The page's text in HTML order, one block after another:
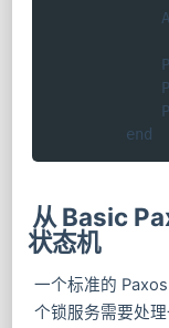
    end
从 Basic
状态机
一个标准的
个锁服务需要处